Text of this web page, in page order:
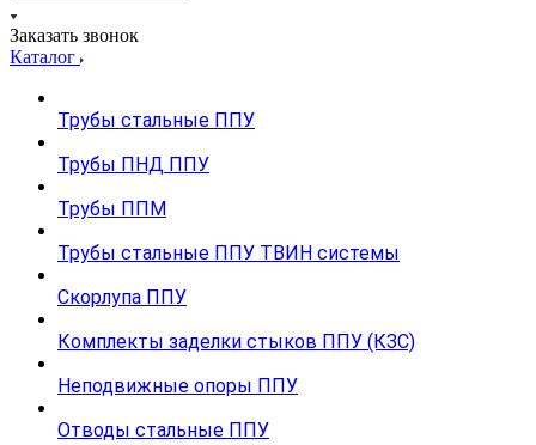
Заказать звонок
Каталог
Трубы стальные ППУ
Трубы ПНД ППУ
Трубы ППМ
Трубы стальные ППУ ТВИН системы
Скорлупа ППУ
Комплекты заделки стыков ППУ (КЗС)
Неподвижные опоры ППУ
Отводы стальные ППУ